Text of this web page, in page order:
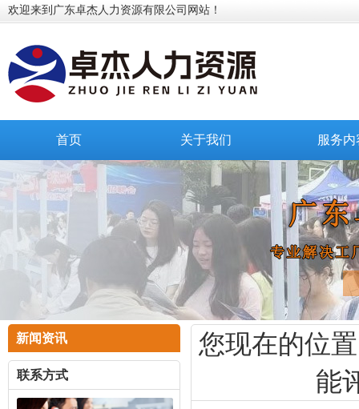
欢迎来到广东卓杰人力资源有限公司网站！
首页 关于我们 服务内
新闻资讯
联系方式
您现在的位
能